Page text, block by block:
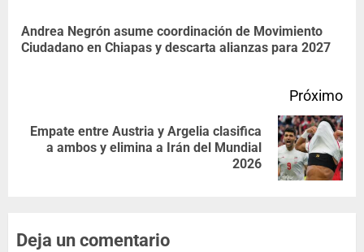
Andrea Negrón asume coordinación de Movimiento
Ciudadano en Chiapas y descarta alianzas para 2027
Próximo
Empate entre Austria y Argelia clasifica
a ambos y elimina a Irán del Mundial
2026
Deja un comentario